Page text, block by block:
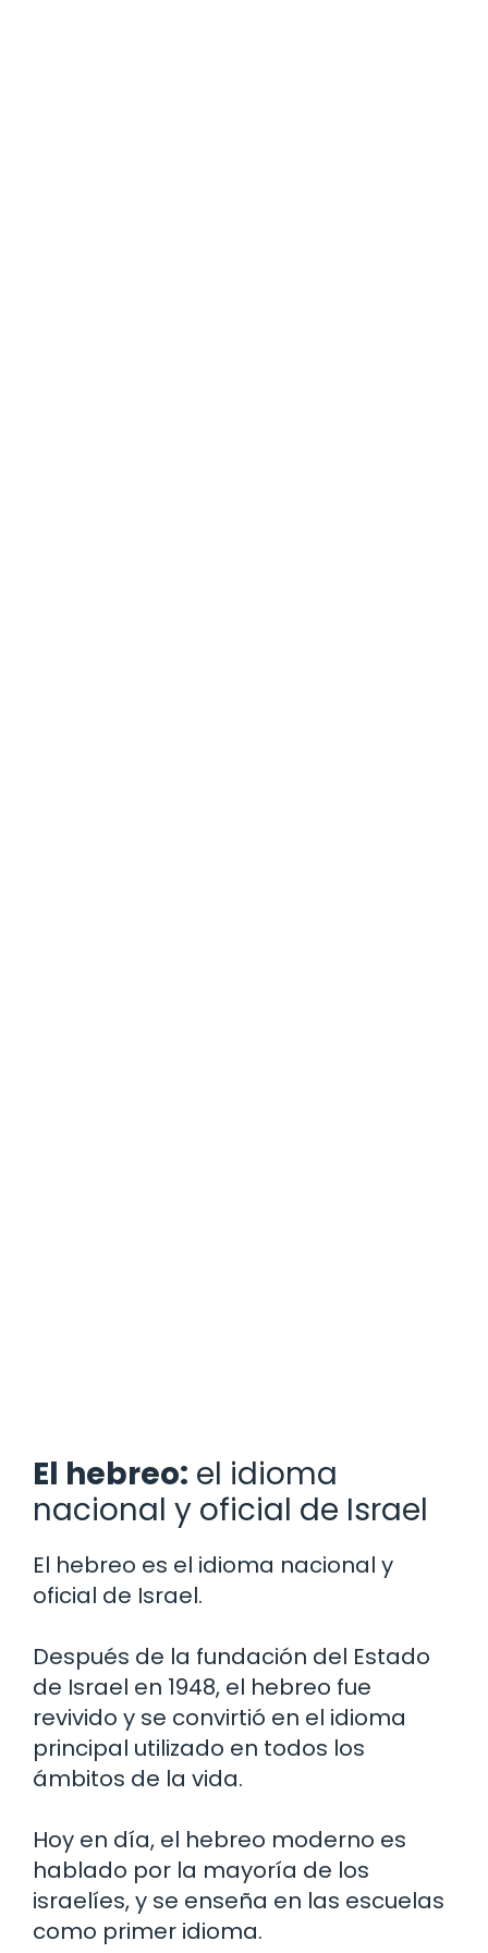
El hebreo: el idioma
nacional y oficial de Israel
El hebreo es el idioma nacional y
oficial de Israel.
Después de la fundación del Estado
de Israel en 1948, el hebreo fue
revivido y se convirtió en el idioma
principal utilizado en todos los
ámbitos de la vida.
Hoy en día, el hebreo moderno es
hablado por la mayoría de los
israelíes, y se enseña en las escuelas
como primer idioma.